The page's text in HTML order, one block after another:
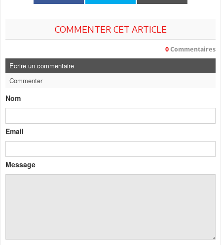
COMMENTER CET ARTICLE
0 Commentaires
Ecrire un commentaire
Commenter
Nom
Email
Message